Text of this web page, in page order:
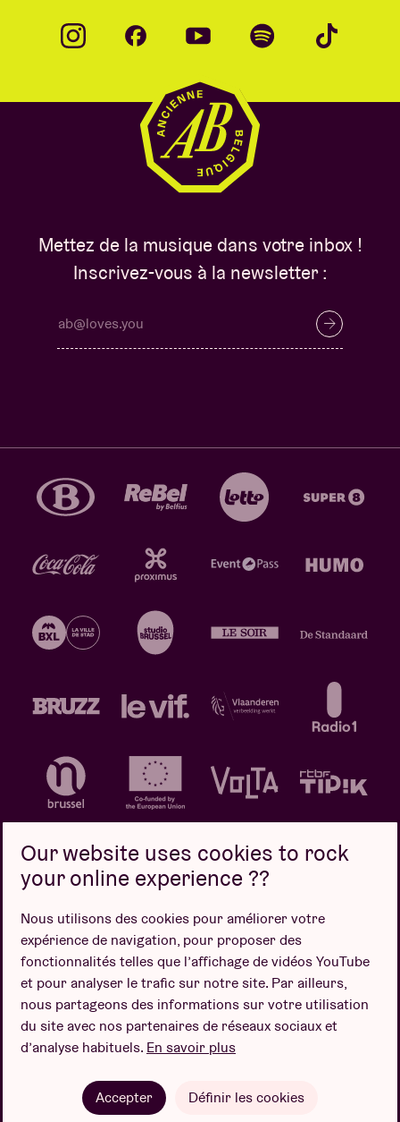
Mettez de la musique dans votre inbox !
Inscrivez-vous à la newsletter :
Politique de confidentialité
Politique de cookies
Conditions de vente
Design par
Our website uses cookies to rock
your online experience ??
Nous utilisons des cookies pour améliorer votre
expérience de navigation, pour proposer des
fonctionnalités telles que l’affichage de vidéos YouTube
et pour analyser le trafic sur notre site. Par ailleurs,
nous partageons des informations sur votre utilisation
du site avec nos partenaires de réseaux sociaux et
d’analyse habituels. En savoir plus
Accepter Définir les cookies